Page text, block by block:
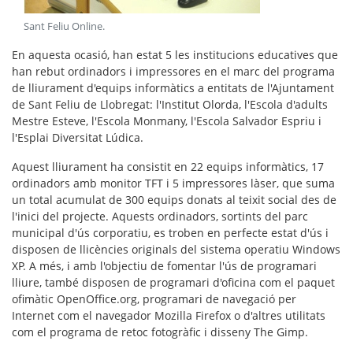
Sant Feliu Online.
En aquesta ocasió, han estat 5 les institucions educatives que
han rebut ordinadors i impressores en el marc del programa
de lliurament d'equips informàtics a entitats de l'Ajuntament
de Sant Feliu de Llobregat: l'Institut Olorda, l'Escola d'adults
Mestre Esteve, l'Escola Monmany, l'Escola Salvador Espriu i
l'Esplai Diversitat Lúdica.
Aquest lliurament ha consistit en 22 equips informàtics, 17
ordinadors amb monitor TFT i 5 impressores làser, que suma
un total acumulat de 300 equips donats al teixit social des de
l'inici del projecte. Aquests ordinadors, sortints del parc
municipal d'ús corporatiu, es troben en perfecte estat d'ús i
disposen de llicències originals del sistema operatiu Windows
XP. A més, i amb l'objectiu de fomentar l'ús de programari
lliure, també disposen de programari d'oficina com el paquet
ofimàtic OpenOffice.org, programari de navegació per
Internet com el navegador Mozilla Firefox o d'altres utilitats
com el programa de retoc fotogràfic i disseny The Gimp.